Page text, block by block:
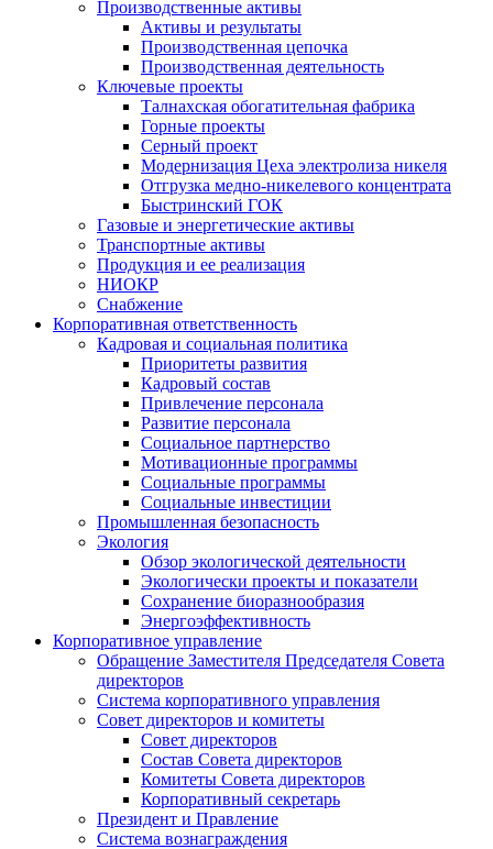
Производственные активы
Активы и результаты
Производственная цепочка
Производственная деятельность
Ключевые проекты
Талнахская обогатительная фабрика
Горные проекты
Серный проект
Модернизация Цеха электролиза никеля
Отгрузка медно-никелевого концентрата
Быстринский ГОК
Газовые и энергетические активы
Транспортные активы
Продукция и ее реализация
НИОКР
Снабжение
Корпоративная ответственность
Кадровая и социальная политика
Приоритеты развития
Кадровый состав
Привлечение персонала
Развитие персонала
Социальное партнерство
Мотивационные программы
Социальные программы
Социальные инвестиции
Промышленная безопасность
Экология
Обзор экологической деятельности
Экологически проекты и показатели
Сохранение биоразнообразия
Энергоэффективность
Корпоративное управление
Обращение Заместителя Председателя Совета
директоров
Система корпоративного управления
Совет директоров и комитеты
Совет директоров
Состав Совета директоров
Комитеты Совета директоров
Корпоративный секретарь
Президент и Правление
Система вознаграждения